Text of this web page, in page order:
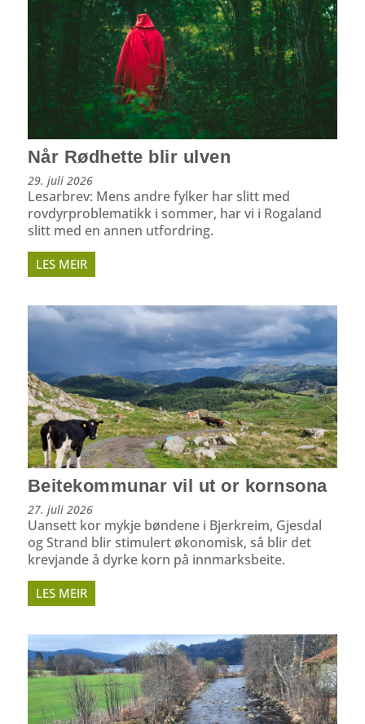
Når Rødhette blir ulven
29. juli 2026
Lesarbrev: Mens andre fylker har slitt med
rovdyrproblematikk i sommer, har vi i Rogaland
slitt med en annen utfordring.
LES MEIR
Beitekommunar vil ut or kornsona
27. juli 2026
Uansett kor mykje bøndene i Bjerkreim, Gjesdal
og Strand blir stimulert økonomisk, så blir det
krevjande å dyrke korn på innmarksbeite.
LES MEIR